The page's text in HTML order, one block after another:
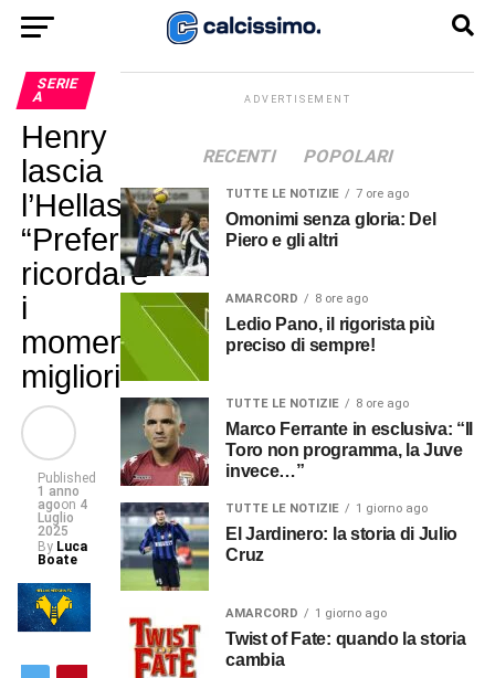
SERIE
A
Henry
lascia
l’Hellas:
“Preferisco
ricordare
i
momenti
migliori”
Published
1 anno
agoon 4
Luglio
2025
By Luca
Boate
ADVERTISEMENT
RECENTI POPOLARI
TUTTE LE NOTIZIE 7 ore ago
Omonimi senza gloria: Del
Piero e gli altri
AMARCORD 8 ore ago
Ledio Pano, il rigorista più
preciso di sempre!
TUTTE LE NOTIZIE 8 ore ago
Marco Ferrante in esclusiva: “Il
Toro non programma, la Juve
invece…”
TUTTE LE NOTIZIE 1 giorno ago
El Jardinero: la storia di Julio
Cruz
AMARCORD 1 giorno ago
Twist of Fate: quando la storia
cambia